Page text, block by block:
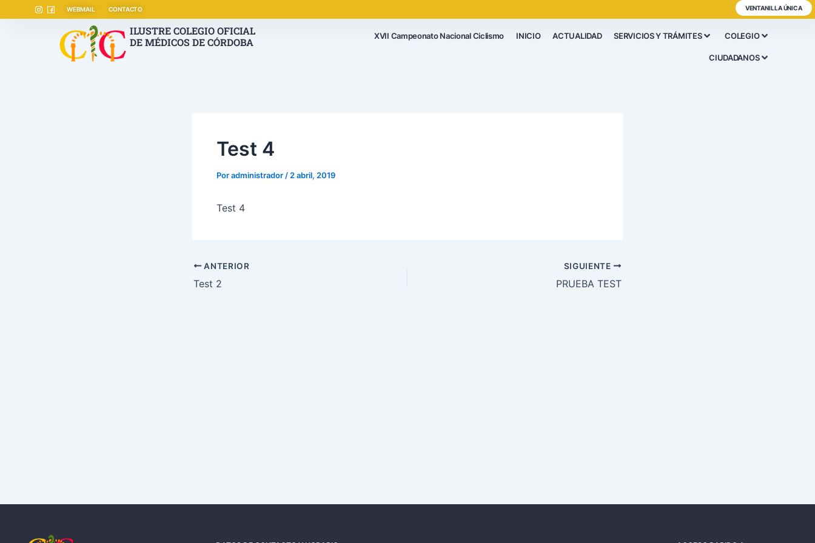
WEBMAIL CONTACTO VENTANILLA ÚNICA
ILUSTRE COLEGIO OFICIAL
DE MÉDICOS DE CÓRDOBA
XVII Campeonato Nacional Ciclismo INICIO ACTUALIDAD SERVICIOS Y TRÁMITES COLEGIO
CIUDADANOS
Test 4
Poradministrador / 2 abril, 2019
Test 4
entradas
ANTERIOR
Test 2
SIGUIENTE
PRUEBA TEST